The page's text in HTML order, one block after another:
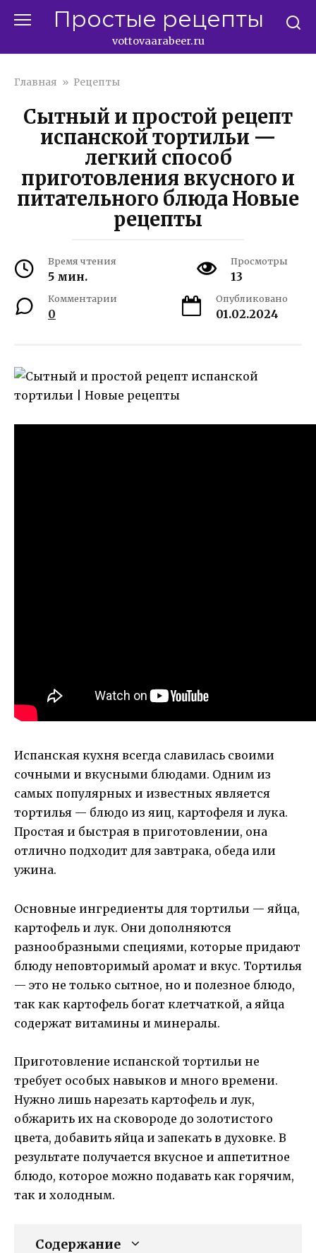
Простые рецепты
vottovaarabeer.ru
Главная » Рецепты
Сытный и простой рецепт
испанской тортильи —
легкий способ
приготовления вкусного и
питательного блюда Новые
рецепты
Время чтения
5 мин.
Просмотры
13
Комментарии
0
Опубликовано
01.02.2024
Испанская кухня всегда славилась своими
сочными и вкусными блюдами. Одним из
самых популярных и известных является
тортилья — блюдо из яиц, картофеля и лука.
Простая и быстрая в приготовлении, она
отлично подходит для завтрака, обеда или
ужина.
Основные ингредиенты для тортильи — яйца,
картофель и лук. Они дополняются
разнообразными специями, которые придают
блюду неповторимый аромат и вкус. Тортилья
— это не только сытное, но и полезное блюдо,
так как картофель богат клетчаткой, а яйца
содержат витамины и минералы.
Приготовление испанской тортильи не
требует особых навыков и много времени.
Нужно лишь нарезать картофель и лук,
обжарить их на сковороде до золотистого
цвета, добавить яйца и запекать в духовке. В
результате получается вкусное и аппетитное
блюдо, которое можно подавать как горячим,
так и холодным.
Содержание